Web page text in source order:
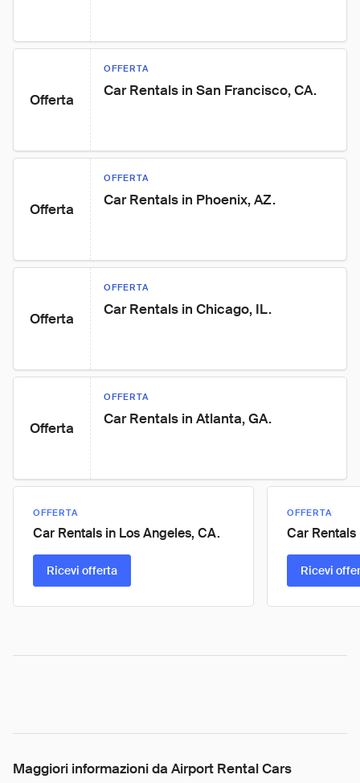
Offerta
OFFERTA
Car Rentals in San Francisco, CA.
Offerta
OFFERTA
Car Rentals in Phoenix, AZ.
Offerta
OFFERTA
Car Rentals in Chicago, IL.
Offerta
OFFERTA
Car Rentals in Atlanta, GA.
OFFERTA
Car Rentals in Los Angeles, CA.
Ricevi offerta
OFFERTA
Car Rentals
Ricevi
Maggiori informazioni da Airport Rental Cars